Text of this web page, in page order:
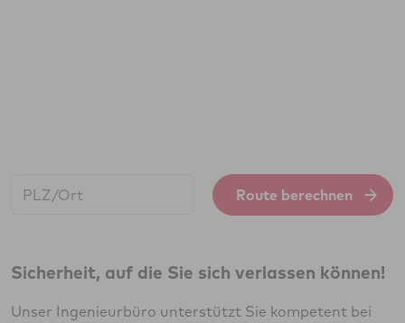
Route berechnen
Sicherheit, auf die Sie sich verlassen können!
Unser Ingenieurbüro unterstützt Sie kompetent bei